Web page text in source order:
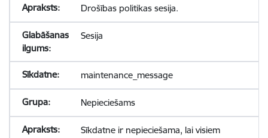
Drošības politikas sesija.
Sesija
maintenance_message
Nepieciešams
Sīkdatne ir nepieciešama, lai visiem